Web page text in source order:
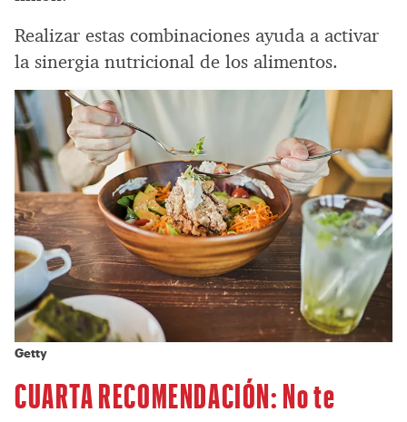
Realizar estas combinaciones ayuda a activar
la sinergia nutricional de los alimentos.
Getty
CUARTA RECOMENDACIÓN: No te